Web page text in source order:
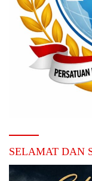
SELAMAT DAN